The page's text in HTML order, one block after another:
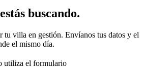
buscando.
tu villa en gestión. Envíanos tus datos y el
el mismo día.
utiliza el formulario